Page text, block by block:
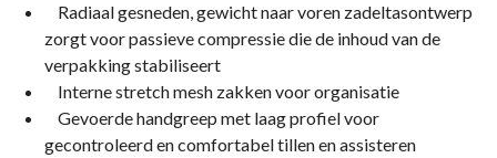
Radiaal gesneden, gewicht naar voren zadeltasontwerp
zorgt voor passieve compressie die de inhoud van de
verpakking stabiliseert
Interne stretch mesh zakken voor organisatie
Gevoerde handgreep met laag profiel voor
gecontroleerd en comfortabel tillen en assisteren